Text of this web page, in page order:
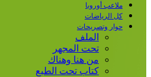
ملاعب أوروبا
كل الرياضات
حوار وتصريحات
الملف
تحت المجهر
من هنا وهناك
كتاب تحت الطبع